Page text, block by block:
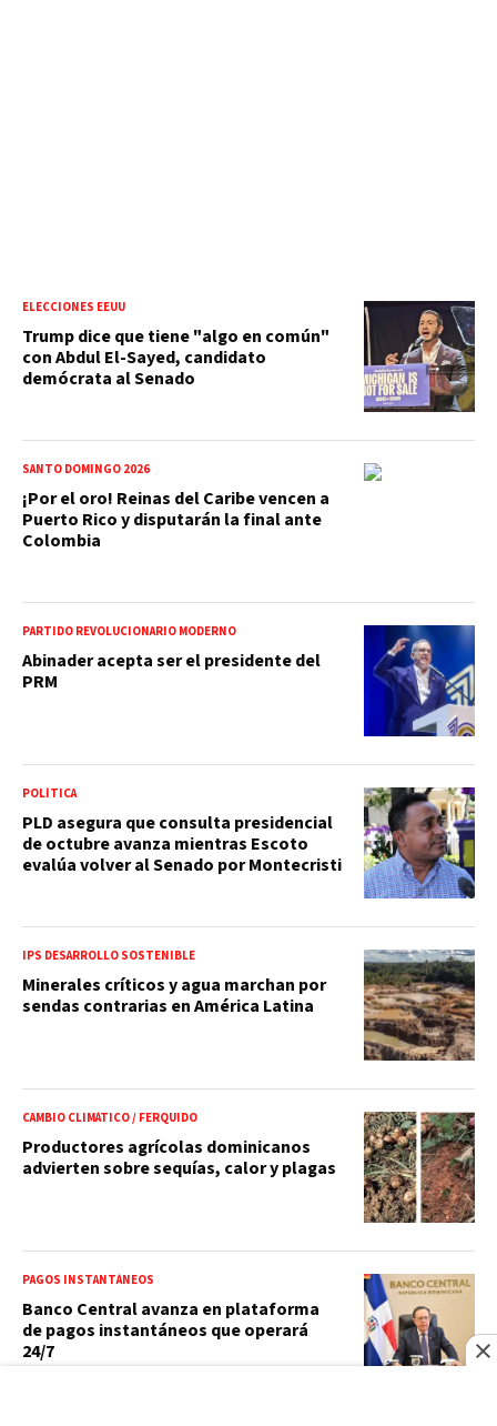
ELECCIONES EEUU
Trump dice que tiene "algo en común"
con Abdul El-Sayed, candidato
demócrata al Senado
SANTO DOMINGO 2026
¡Por el oro! Reinas del Caribe vencen a
Puerto Rico y disputarán la final ante
Colombia
PARTIDO REVOLUCIONARIO MODERNO
Abinader acepta ser el presidente del
PRM
POLÍTICA
PLD asegura que consulta presidencial
de octubre avanza mientras Escoto
evalúa volver al Senado por Montecristi
IPS DESARROLLO SOSTENIBLE
Minerales críticos y agua marchan por
sendas contrarias en América Latina
CAMBIO CLIMÁTICO / FERQUIDO
Productores agrícolas dominicanos
advierten sobre sequías, calor y plagas
PAGOS INSTANTÁNEOS
Banco Central avanza en plataforma
de pagos instantáneos que operará
24/7